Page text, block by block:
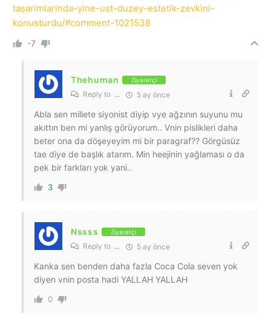
tasarimlarinda-yine-ust-duzey-estetik-zevkini-
konusturdu/#comment-1021538
-7
Thehuman Ziyaretçi
Reply to ... 5 ay önce
Abla sen millete siyonist diyip vye ağzının suyunu mu
akıttın ben mi yanlış görüyorum.. Vnin pislikleri daha
beter ona da döşeyeyim mi bir paragraf?? Görgüsüz
tae diye de başlık atarım. Min heejinin yağlaması o da
pek bir farkları yok yani..
3
Nssss Ziyaretçi
Reply to ... 5 ay önce
Kanka sen benden daha fazla Coca Cola seven yok
diyen vnin posta hadi YALLAH YALLAH
0